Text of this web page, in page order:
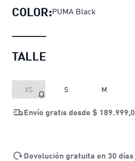
COLOR:PUMA Black
TALLE
XS S M
Envío gratis desde $
Devolución gratuita en 30 días